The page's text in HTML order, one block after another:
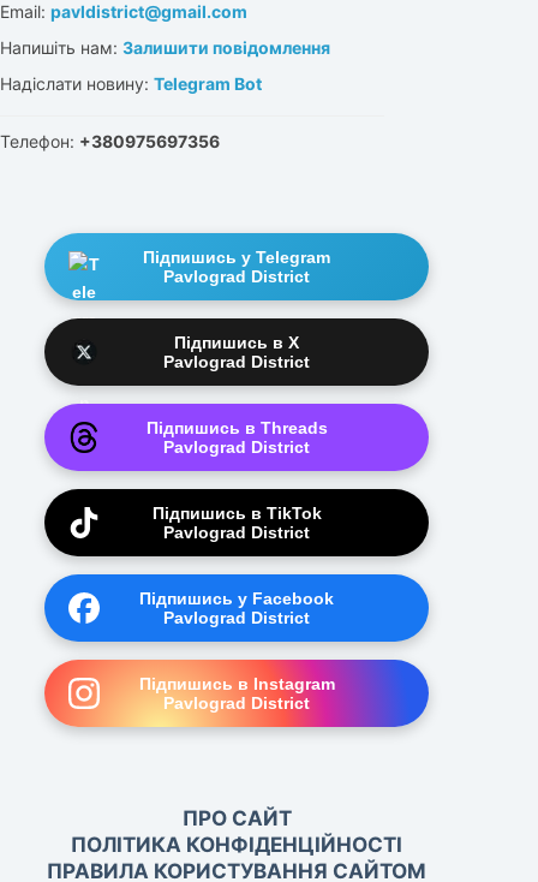
Email: pavldistrict@gmail.com
Напишіть нам: Залишити повідомлення
Надіслати новину: Telegram Bot
Телефон: +380975697356
Підпишись у Telegram
Pavlograd District
Підпишись в X
Pavlograd District
Підпишись в Threads
Pavlograd District
Підпишись в TikTok
Pavlograd District
Підпишись у Facebook
Pavlograd District
Підпишись в Instagram
Pavlograd District
ПРО САЙТ
ПОЛІТИКА КОНФІДЕНЦІЙНОСТІ
ПРАВИЛА КОРИСТУВАННЯ САЙТОМ